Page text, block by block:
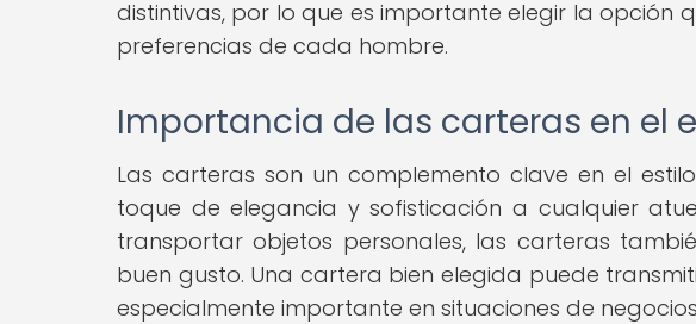
distintivas, por lo que es importante elegir la opción
preferencias de cada hombre.
Importancia de las carteras en el
Las carteras son un complemento clave en el
toque de elegancia y sofisticación a cualquier
transportar objetos personales, las carteras
buen gusto. Una cartera bien elegida puede
especialmente importante en situaciones de